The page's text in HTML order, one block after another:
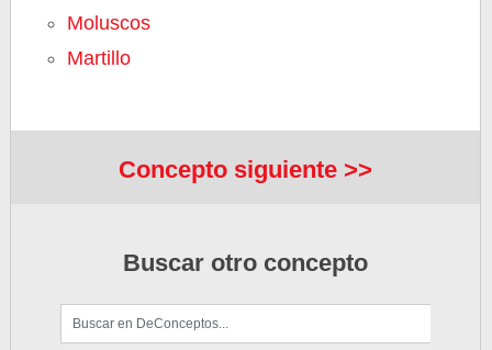
Moluscos
Martillo
Concepto siguiente >>
Buscar otro concepto